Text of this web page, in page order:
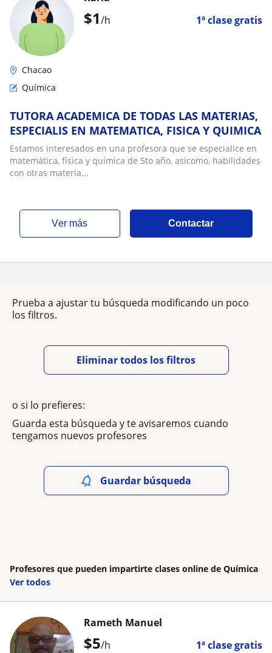
$1/h 1ª clase gratis
Chacao
Química
TUTORA ACADEMICA DE TODAS LAS MATERIAS,
ESPECIALIS EN MATEMATICA, FISICA Y QUIMICA
Estamos interesados en una profesora que se especialice en
matemática, física y química de 5to año, asicomo, habilidades
con otras materia...
ver más Contactar
Prueba a ajustar tu búsqueda modificando un poco
los filtros.
Eliminar todos los filtros
o si lo prefieres:
Guarda esta búsqueda y te avisaremos cuando
tengamos nuevos profesores
Guardar búsqueda
Profesores que pueden impartirte clases online de Química
Ver todos
$5/h 1ª clase gratis
Rameth Manuel